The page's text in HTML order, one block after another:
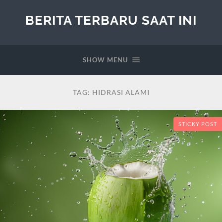
BERITA TERBARU SAAT INI
SHOW MENU
TAG: HIDRASI ALAMI
STICKY POST